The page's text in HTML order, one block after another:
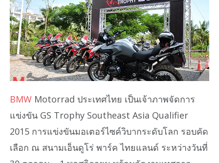
BMW Motorrad ประเทศไทย เป็นเจ้าภาพจัดการ
แข่งขัน GS Trophy Southeast Asia Qualifier
2015 การแข่งขันมอเตอร์ไซค์วิบากระดับโลก รอบคัด
เลือก ณ สนามเอ็นดูโร่ พาร์ค ไทยแลนด์ ระหว่างวันที่